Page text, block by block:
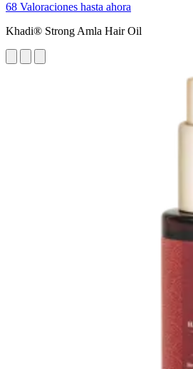
68 Valoraciones hasta ahora
Khadi® Strong Amla Hair Oil